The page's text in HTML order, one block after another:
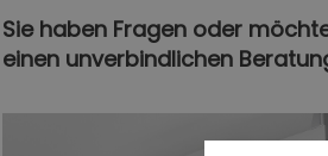
Sie haben Fragen oder
einen unverbindlichen